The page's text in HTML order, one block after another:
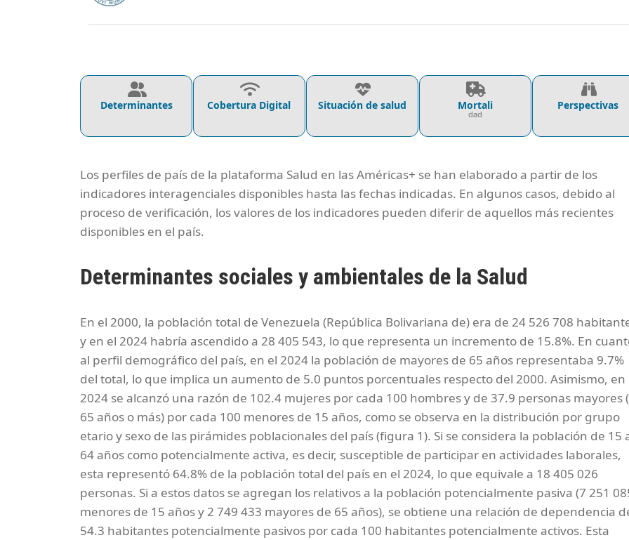
Determinantes Cobertura Digital Situación de salud Mortali
dad
Perspectivas
Los perfiles de país de la plataforma Salud en las Américas+ se han elaborado a partir de los
indicadores interagenciales disponibles hasta las fechas indicadas. En algunos casos, debido al
proceso de verificación, los valores de los indicadores pueden diferir de aquellos más recientes
disponibles en el país.
Determinantes sociales y ambientales de la Salud
En el 2000, la población total de Venezuela (República Bolivariana de) era de 24 526 708
y en el 2024 habría ascendido a 28 405 543, lo que representa un incremento de 15.8%. En
al perfil demográfico del país, en el 2024 la población de mayores de 65 años representaba 9.7%
del total, lo que implica un aumento de 5.0 puntos porcentuales respecto del 2000. Asimismo, en
2024 se alcanzó una razón de 102.4 mujeres por cada 100 hombres y de 37.9 personas mayores
65 años o más) por cada 100 menores de 15 años, como se observa en la distribución por grupo
etario y sexo de las pirámides poblacionales del país (figura 1). Si se considera la población de 15
64 años como potencialmente activa, es decir, susceptible de participar en actividades laborales,
esta representó 64.8% de la población total del país en el 2024, lo que equivale a 18 405 026
personas. Si a estos datos se agregan los relativos a la población potencialmente pasiva (7 251
menores de 15 años y 2 749 433 mayores de 65 años), se obtiene una relación de dependencia
54.3 habitantes potencialmente pasivos por cada 100 habitantes potencialmente activos. Esta